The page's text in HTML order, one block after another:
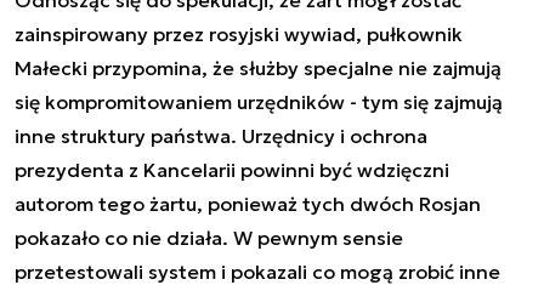
zainspirowany przez rosyjski wywiad, pułkownik
Małecki przypomina, że służby specjalne nie zajmują
się kompromitowaniem urzędników - tym się zajmują
inne struktury państwa. Urzędnicy i ochrona
prezydenta z Kancelarii powinni być wdzięczni
autorom tego żartu, ponieważ tych dwóch Rosjan
pokazało co nie działa. W pewnym sensie
przetestowali system i pokazali co mogą zrobić inne